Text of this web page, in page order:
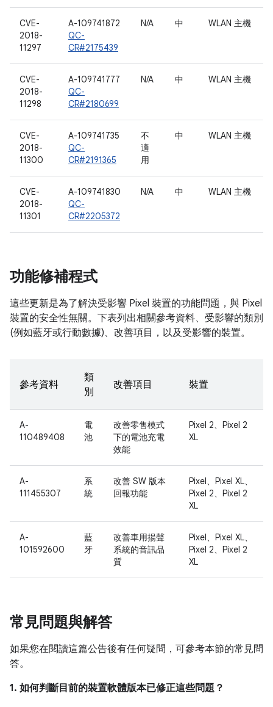
CVE-
2018-
11297
A-109741872
QC-
CR#2175439
N/A 中 WLAN 主機
CVE-
2018-
11298
A-109741777
QC-
CR#2180699
N/A 中 WLAN 主機
CVE-
2018-
11300
A-109741735
QC-
CR#2191365
不
適
用
中 WLAN 主機
CVE-
2018-
11301
A-109741830
QC-
CR#2205372
N/A 中 WLAN 主機
功能修補程式
這些更新是為了解決受影響 Pixel 裝置的功能問題，與 Pixel
裝置的安全性無關。下表列出相關參考資料、受影響的類別
(例如藍牙或行動數據)、改善項目，以及受影響的裝置。
參考資料
類
別
改善項目 裝置
A-
110489408
電
池
改善零售模式
下的電池充電
效能
Pixel 2、Pixel 2
XL
A-
111455307
系
統
改善 SW 版本
回報功能
Pixel、Pixel XL、
Pixel 2、Pixel 2
XL
A-
101592600
藍
牙
改善車用揚聲
系統的音訊品
質
Pixel、Pixel XL、
Pixel 2、Pixel 2
XL
常見問題與解答
如果您在閱讀這篇公告後有任何疑問，可參考本節的常見問
答。
1. 如何判斷目前的裝置軟體版本已修正這些問題？